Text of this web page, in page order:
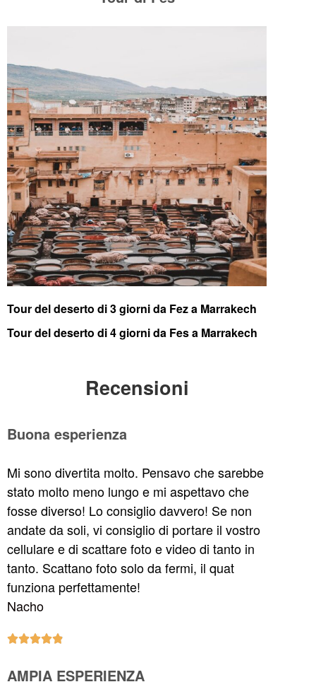
Tour del deserto di 3 giorni da Fez a Marrakech
Tour del deserto di 4 giorni da Fes a Marrakech
Recensioni
Buona esperienza
Mi sono divertita molto. Pensavo che sarebbe
stato molto meno lungo e mi aspettavo che
fosse diverso! Lo consiglio davvero! Se non
andate da soli, vi consiglio di portare il vostro
cellulare e di scattare foto e video di tanto in
tanto. Scattano foto solo da fermi, il quat
funziona perfettamente!
Nacho

AMPIA ESPERIENZA